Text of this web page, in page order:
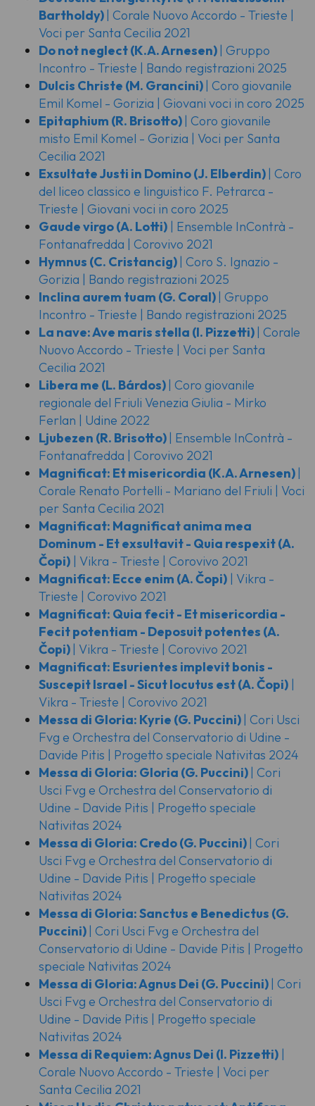
Bartholdy) | Corale Nuovo Accordo - Trieste |
Voci per Santa Cecilia 2021
Do not neglect(K.A. Arnesen) | Gruppo
Incontro - Trieste | Bando registrazioni 2025
Dulcis Christe (M. Grancini) | Coro giovanile
Emil Komel - Gorizia | Giovani voci in coro 2025
Epitaphium (R. Brisotto) | Coro giovanile
misto Emil Komel - Gorizia | Voci per Santa
Cecilia 2021
Exsultate Justi in Domino(J. Elberdin) | Coro
del liceo classico e linguistico F. Petrarca -
Trieste | Giovani voci in coro 2025
Gaude virgo(A. Lotti) | Ensemble InContrà -
Fontanafredda | Corovivo 2021
Hymnus (C. Cristancig) | Coro S. Ignazio -
Gorizia | Bando registrazioni 2025
Inclina aurem tuam (G. Coral) | Gruppo
Incontro - Trieste | Bando registrazioni 2025
La nave: Ave maris stella (I. Pizzetti) | Corale
Nuovo Accordo - Trieste | Voci per Santa
Cecilia 2021
Libera me (L. Bárdos) | Coro giovanile
regionale del Friuli Venezia Giulia - Mirko
Ferlan | Udine 2022
Ljubezen (R. Brisotto) | Ensemble InContrà -
Fontanafredda | Corovivo 2021
Magnificat: Et misericordia (K.A. Arnesen) |
Corale Renato Portelli - Mariano del Friuli | Voci
per Santa Cecilia 2021
Magnificat: Magnificat anima mea
Dominum - Et exsultavit - Quia respexit(A.
Čopi) | Vikra - Trieste | Corovivo 2021
Magnificat: Ecce enim (A. Čopi) | Vikra -
Trieste | Corovivo 2021
Magnificat: Quia fecit - Et misericordia -
Fecit potentiam - Deposuit potentes (A.
Čopi) | Vikra - Trieste | Corovivo 2021
Magnificat: Esurientes implevit bonis -
Suscepit Israel - Sicut locutus est(A. Čopi) |
Vikra - Trieste | Corovivo 2021
Messa di Gloria: Kyrie (G. Puccini) | Cori Usci
Fvg e Orchestra del Conservatorio di Udine -
Davide Pitis | Progetto speciale Nativitas 2024
Messa di Gloria: Gloria (G. Puccini) | Cori
Usci Fvg e Orchestra del Conservatorio di
Udine - Davide Pitis | Progetto speciale
Nativitas 2024
Messa di Gloria: Credo(G. Puccini) | Cori
Usci Fvg e Orchestra del Conservatorio di
Udine - Davide Pitis | Progetto speciale
Nativitas 2024
Messa di Gloria: Sanctus e Benedictus (G.
Puccini) | Cori Usci Fvg e Orchestra del
Conservatorio di Udine - Davide Pitis | Progetto
speciale Nativitas 2024
Messa di Gloria: Agnus Dei (G. Puccini) | Cori
Usci Fvg e Orchestra del Conservatorio di
Udine - Davide Pitis | Progetto speciale
Nativitas 2024
Messa di Requiem: Agnus Dei (I. Pizzetti) |
Corale Nuovo Accordo - Trieste | Voci per
Santa Cecilia 2021